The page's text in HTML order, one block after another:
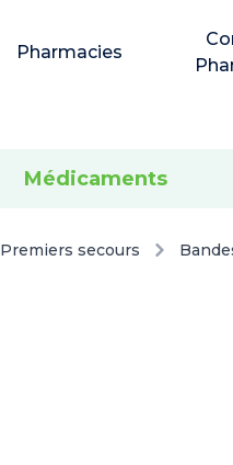
Pharmacies
Médicaments
Premiers secours